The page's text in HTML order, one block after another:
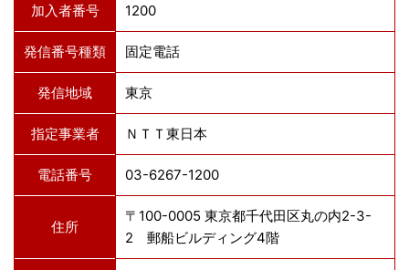
加入者番号 1200
発信番号種類 固定電話
発信地域 東京
指定事業者 ＮＴＴ東日本
電話番号 03-6267-1200
住所
〒100-0005 東京都千代田区丸の内2-3-
2 郵船ビルディング4階